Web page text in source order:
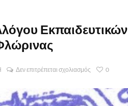
Εκπαιδευτικών
Δεν επιτρέπεται σχολιασμός 0